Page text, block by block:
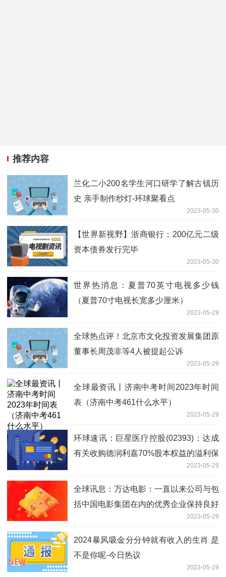
推荐内容
兰化二小200名学生河口研学了解古镇历
史 亲手制作纱灯-环球聚看点
2023-05-30
【世界新视野】浙商银行：200亿元二级
资本债券发行完毕
2023-05-30
世界热消息：夏普70英寸电视多少钱
（夏普70寸电视长宽多少厘米）
2023-05-29
全球热点评！北京市文化投资发展集团原
董事长周茂非等4人被提起公诉
2023-05-29
全球最资讯丨济南中考时间2023年时间
表（济南中考461什么水平）
2023-05-29
环球速讯：巨星医疗控股(02393)：达成
有关收购德润利嘉70%股本权益的溢利保
2023-05-29
全球讯息：万达电影：一直以来公司与包
括中国电影集团在内的优秀企业保持良好
2023-05-29
2024暴风吸金分分钟就有收入的生肖 是
不是你呢-今日热议
2023-05-29